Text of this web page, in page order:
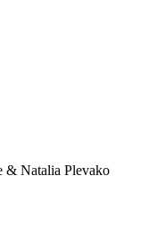
& Natalia Plevako